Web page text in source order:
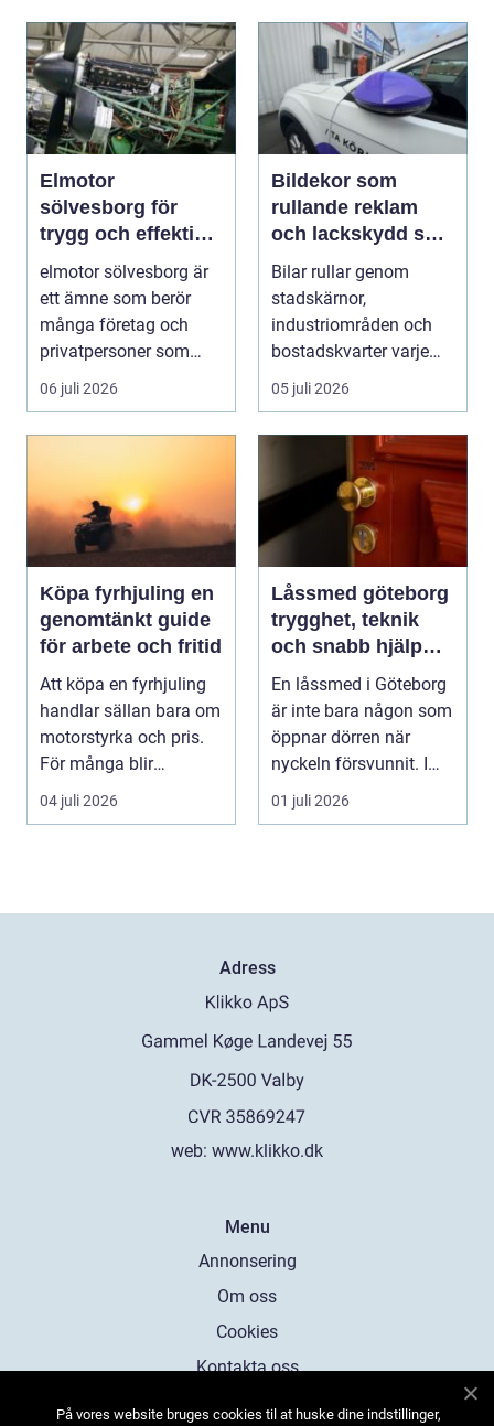
Elmotor
sölvesborg för
trygg och effektiv
drift
elmotor sölvesborg är
ett ämne som berör
många företag och
privatpersoner som
behöver driftsäkra
mas...
06 juli 2026
Bildekor som
rullande reklam
och lackskydd så
tänker man smart
Bilar rullar genom
stadskärnor,
industriområden och
bostadskvarter varje
dag. Många företag
betalar ...
05 juli 2026
Köpa fyrhjuling en
genomtänkt guide
för arbete och fritid
Att köpa en fyrhjuling
handlar sällan bara om
motorstyrka och pris.
För många blir
maskinen ett vikt...
04 juli 2026
Låssmed göteborg
trygghet, teknik
och snabb hjälp
när du behöver det
En låssmed i Göteborg
är inte bara någon som
öppnar dörren när
nyckeln försvunnit. I
dag handlar yrk...
01 juli 2026
Adress
web: www.klikko.dk
Menu
Annonsering
Om oss
Cookies
Kontakta oss
På vores website bruges cookies til at huske dine indstillinger,